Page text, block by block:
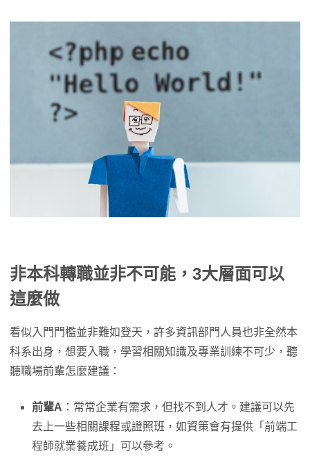
非本科轉職並非不可能，3大層面可以
這麼做
看似入門門檻並非難如登天，許多資訊部門人員也非全然本
科系出身，想要入職，學習相關知識及專業訓練不可少，聽
聽職場前輩怎麼建議：
前輩A ：常常企業有需求，但找不到人才。建議可以先
去上一些相關課程或證照班，如資策會有提供「前端工
程師就業養成班」可以參考。